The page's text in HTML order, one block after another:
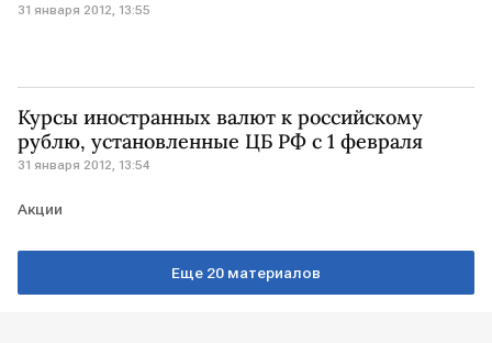
31 января 2012, 13:55
Курсы иностранных валют к российскому
рублю, установленные ЦБ РФ с 1 февраля
31 января 2012, 13:54
Акции
Еще 20 материалов